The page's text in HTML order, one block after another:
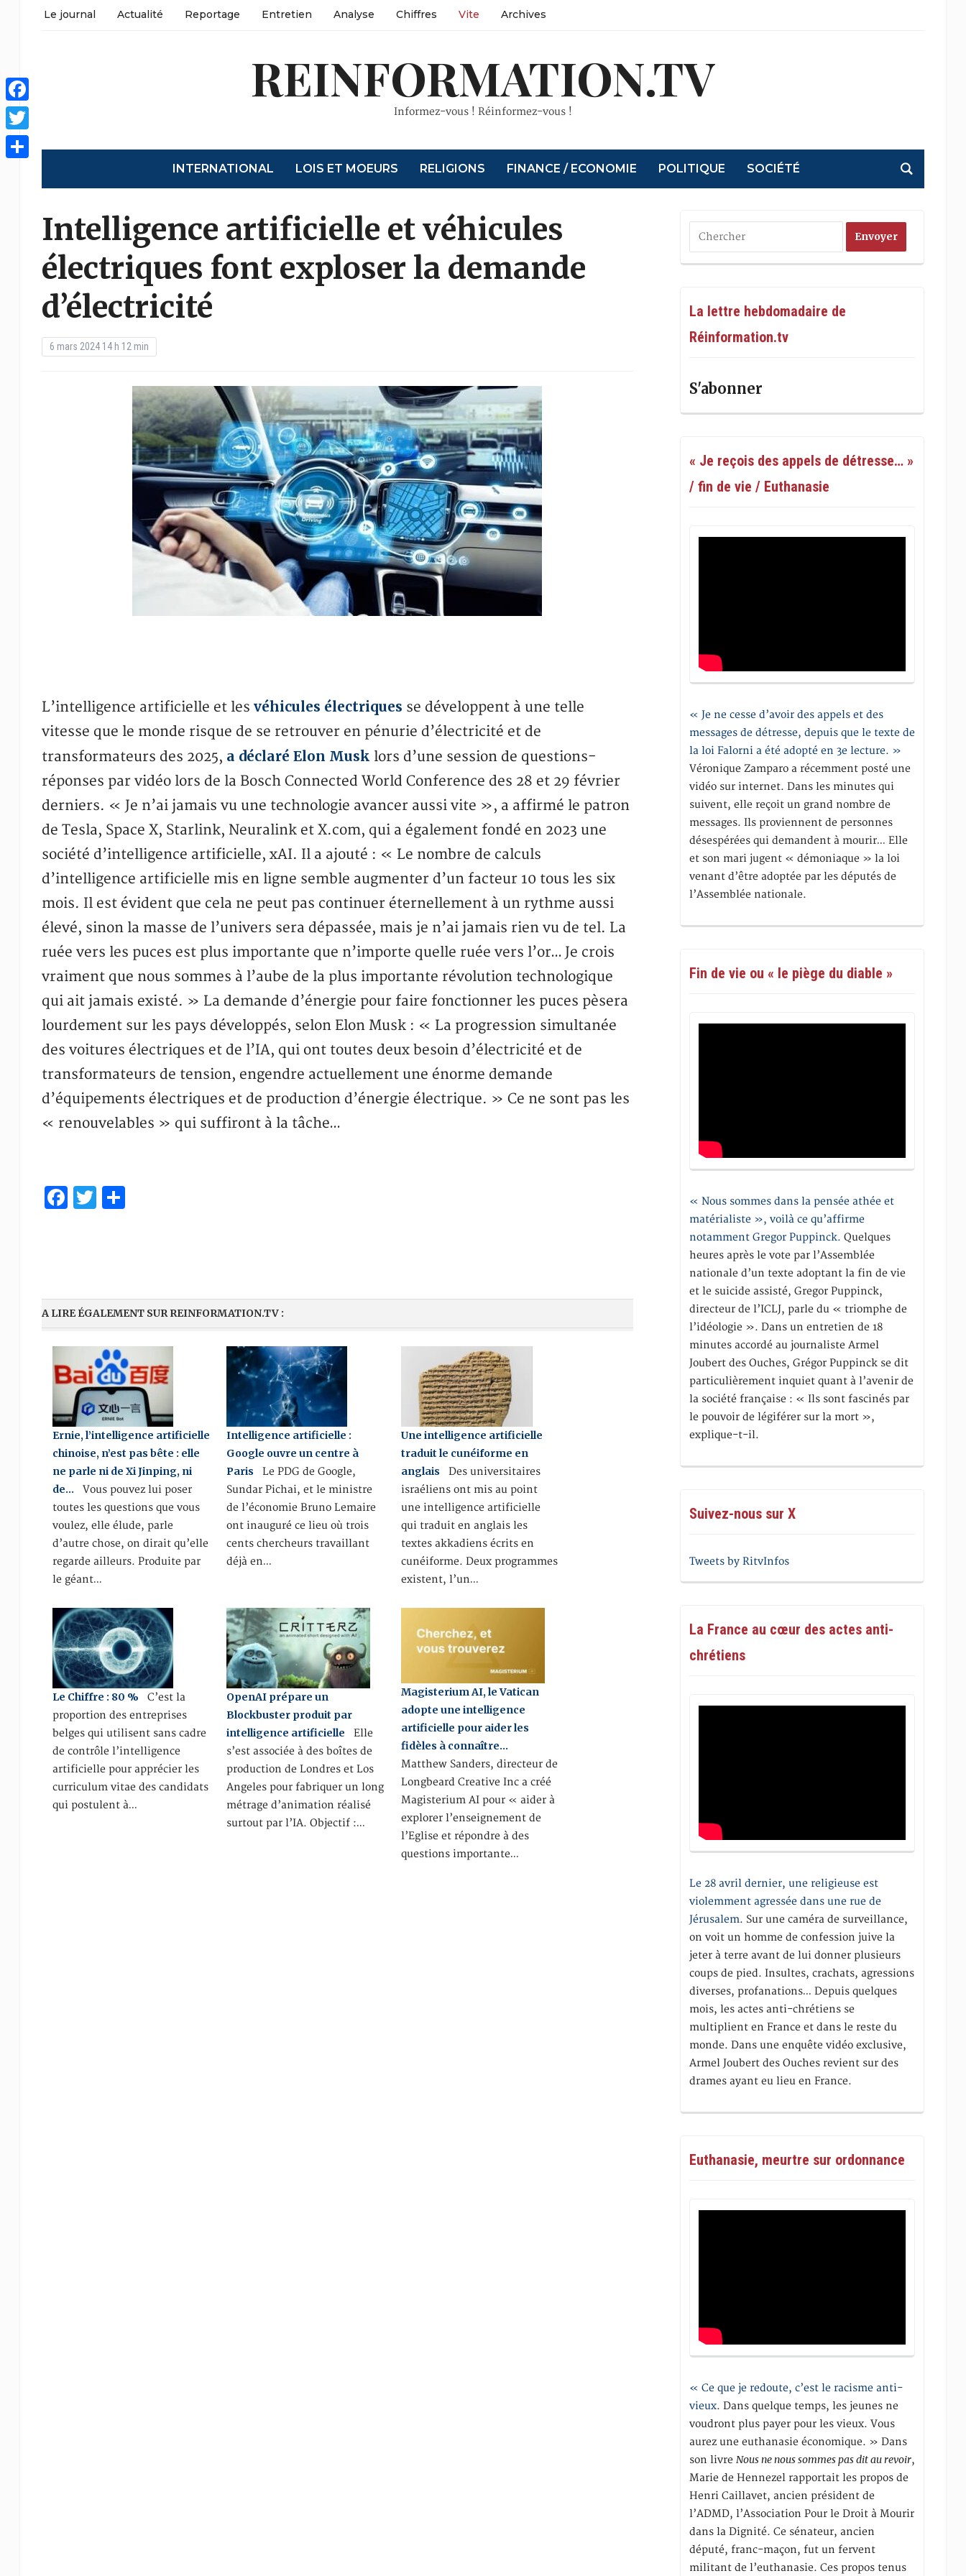
Le journal Actualité Reportage Entretien Analyse Chiffres Vite Archives
REINFORMATION.TV
Informez-vous ! Réinformez-vous !
INTERNATIONAL LOIS ET MOEURS RELIGIONS FINANCE / ECONOMIE POLITIQUE SOCIÉTÉ
Intelligence artificielle et véhicules
électriques font exploser la demande
d’électricité
6 mars 2024 14 h 12 min
L’intelligence artificielle et les véhicules électriques se développent à une telle
vitesse que le monde risque de se retrouver en pénurie d’électricité et de
transformateurs des 2025, a déclaré Elon Musk lors d’une session de questions-
réponses par vidéo lors de la Bosch Connected World Conference des 28 et 29 février
derniers. « Je n’ai jamais vu une technologie avancer aussi vite », a affirmé le patron
de Tesla, Space X, Starlink, Neuralink et X.com, qui a également fondé en 2023 une
société d’intelligence artificielle, xAI. Il a ajouté : « Le nombre de calculs
d’intelligence artificielle mis en ligne semble augmenter d’un facteur 10 tous les six
mois. Il est évident que cela ne peut pas continuer éternellement à un rythme aussi
élevé, sinon la masse de l’univers sera dépassée, mais je n’ai jamais rien vu de tel. La
ruée vers les puces est plus importante que n’importe quelle ruée vers l’or… Je crois
vraiment que nous sommes à l’aube de la plus importante révolution technologique
qui ait jamais existé. » La demande d’énergie pour faire fonctionner les puces pèsera
lourdement sur les pays développés, selon Elon Musk : « La progression simultanée
des voitures électriques et de l’IA, qui ont toutes deux besoin d’électricité et de
transformateurs de tension, engendre actuellement une énorme demande
d’équipements électriques et de production d’énergie électrique. » Ce ne sont pas les
« renouvelables » qui suffiront à la tâche…
Facebook
Twitter
Share
A LIRE ÉGALEMENT SUR REINFORMATION.TV :
Ernie, l’intelligence artificielle
chinoise, n’est pas bête : elle
ne parle ni de Xi Jinping, ni
de… Vous pouvez lui poser
toutes les questions que vous
voulez, elle élude, parle
d’autre chose, on dirait qu’elle
regarde ailleurs. Produite par
le géant…
Intelligence artificielle :
Google ouvre un centre à
Paris Le PDG de Google,
Sundar Pichai, et le ministre
de l’économie Bruno Lemaire
ont inauguré ce lieu où trois
cents chercheurs travaillant
déjà en…
Une intelligence artificielle
traduit le cunéiforme en
anglais Des universitaires
israéliens ont mis au point
une intelligence artificielle
qui traduit en anglais les
textes akkadiens écrits en
cunéiforme. Deux programmes
existent, l’un…
Le Chiffre : 80 % C’est la
proportion des entreprises
belges qui utilisent sans cadre
de contrôle l’intelligence
artificielle pour apprécier les
curriculum vitae des candidats
qui postulent à…
OpenAI prépare un
Blockbuster produit par
intelligence artificielle Elle
s’est associée à des boîtes de
production de Londres et Los
Angeles pour fabriquer un long
métrage d’animation réalisé
surtout par l’IA. Objectif :…
Magisterium AI, le Vatican
adopte une intelligence
artificielle pour aider les
fidèles à connaître…
Matthew Sanders, directeur de
Longbeard Creative Inc a créé
Magisterium AI pour « aider à
explorer l’enseignement de
l’Eglise et répondre à des
questions importante…
La lettre hebdomadaire de
Réinformation.tv
S'abonner
« Je reçois des appels de détresse… »
/ fin de vie / Euthanasie
« Je ne cesse d’avoir des appels et des
messages de détresse, depuis que le texte de
la loi Falorni a été adopté en 3e lecture. »
Véronique Zamparo a récemment posté une
vidéo sur internet. Dans les minutes qui
suivent, elle reçoit un grand nombre de
messages. Ils proviennent de personnes
désespérées qui demandent à mourir… Elle
et son mari jugent « démoniaque » la loi
venant d’être adoptée par les députés de
l’Assemblée nationale.
Fin de vie ou « le piège du diable »
« Nous sommes dans la pensée athée et
matérialiste », voilà ce qu’affirme
notamment Gregor Puppinck. Quelques
heures après le vote par l’Assemblée
nationale d’un texte adoptant la fin de vie
et le suicide assisté, Gregor Puppinck,
directeur de l’ICLJ, parle du « triomphe de
l’idéologie ». Dans un entretien de 18
minutes accordé au journaliste Armel
Joubert des Ouches, Grégor Puppinck se dit
particulièrement inquiet quant à l’avenir de
la société française : « Ils sont fascinés par
le pouvoir de légiférer sur la mort »,
explique-t-il.
Suivez-nous sur X
Tweets by RitvInfos
La France au cœur des actes anti-
chrétiens
Le 28 avril dernier, une religieuse est
violemment agressée dans une rue de
Jérusalem. Sur une caméra de surveillance,
on voit un homme de confession juive la
jeter à terre avant de lui donner plusieurs
coups de pied. Insultes, crachats, agressions
diverses, profanations… Depuis quelques
mois, les actes anti-chrétiens se
multiplient en France et dans le reste du
monde. Dans une enquête vidéo exclusive,
Armel Joubert des Ouches revient sur des
drames ayant eu lieu en France.
Euthanasie, meurtre sur ordonnance
« Ce que je redoute, c’est le racisme anti-
vieux. Dans quelque temps, les jeunes ne
voudront plus payer pour les vieux. Vous
aurez une euthanasie économique. » Dans
son livreNous ne nous sommes pas dit au revoir,
Marie de Hennezel rapportait les propos de
Henri Caillavet, ancien président de
l’ADMD, l’Association Pour le Droit à Mourir
dans la Dignité. Ce sénateur, ancien
député, franc-maçon, fut un fervent
militant de l’euthanasie. Ces propos tenus
Facebook
Twitter